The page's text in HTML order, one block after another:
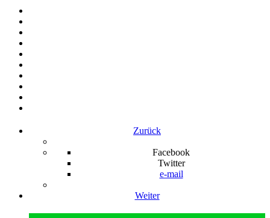
Zurück
Facebook
Twitter
e-mail
Weiter